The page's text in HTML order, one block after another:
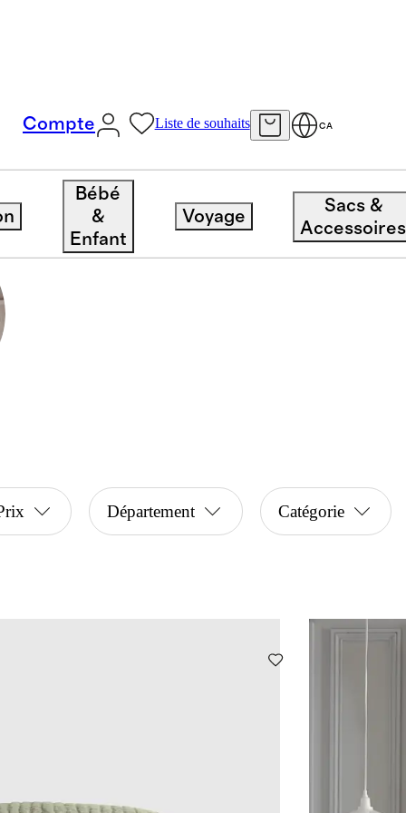
Compte Liste de souhaits CA
Bébé
&
Enfant
Voyage
Sacs &
Accessoires
Département Catégorie